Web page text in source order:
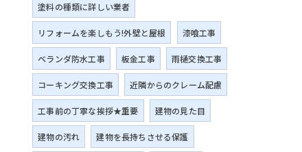
塗料の種類に詳しい業者
リフォームを楽しもう!外壁と屋根 漆喰工事
ベランダ防水工事 板金工事 雨樋交換工事
コーキング交換工事 近隣からのクレーム配慮
工事前の丁寧な挨拶★重要 建物の見た目
建物の汚れ 建物を長持ちさせる保護